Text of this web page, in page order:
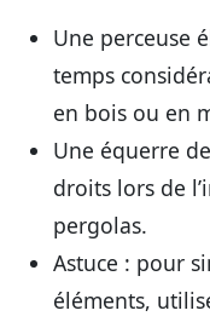
Une perceuse
temps
en bois ou en
Une équerre
droits lors de
pergolas.
Astuce : pour
éléments,